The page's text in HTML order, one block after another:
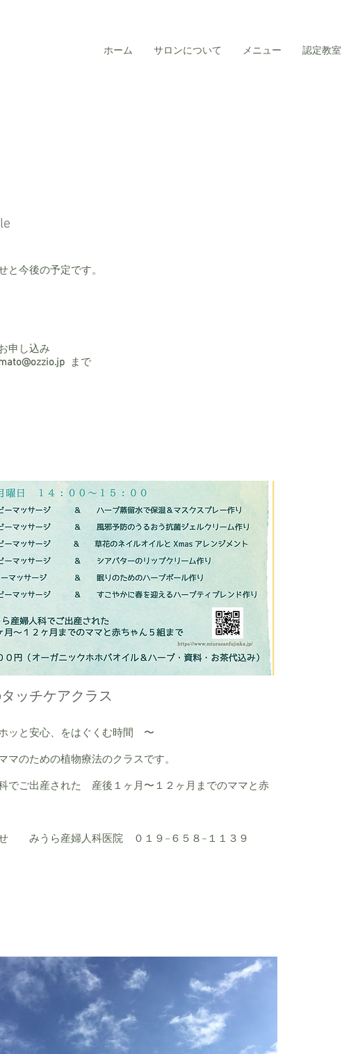
ホーム サロンについて メニュー 認定教室
と今後の予定です。
申し込み
まで
ッチケアクラス
ッと安心、をはぐくむ時間 〜
マのための植物療法のクラスです。
でご出産された 産後１ヶ月〜１２ヶ月までのママと赤
せ みうら産婦人科医院 ０１９−６５８−１１３９